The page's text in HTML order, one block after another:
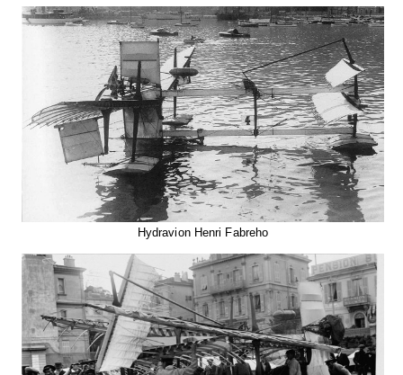
Hydravion Henri Fabreho